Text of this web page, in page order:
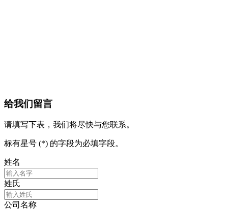
给我们留言
请填写下表，我们将尽快与您联系。
标有星号 (*) 的字段为必填字段。
姓名
姓氏
公司名称